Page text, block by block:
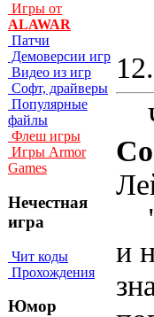
Игры от
ALAWAR
Патчи
Демоверсии игр
Видео из игр
Софт, драйверы
Популярные
файлы
Флеш игры
Игры Armor
Games
Нечестная
игра
Чит коды
Прохождения
Юмор
и